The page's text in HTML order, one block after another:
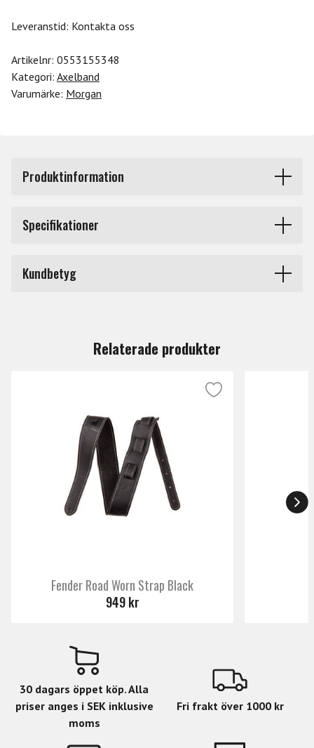
Leveranstid: Kontakta oss
Artikelnr: 0553155348
Kategori: Axelband
Varumärke: Morgan
Produktinformation
äkta läder i Italien. Med en justerbar längd som sträcker
anpassas för att passa olika behov, bredden på 7,5 cm
ger en bra balans mellan stöd och flexibilitet, vilket
Specifikationer
Kundbetyg
Relaterade produkter
Fender Road Worn Strap Black
949 kr
30 dagars öppet köp. Alla
priser anges i SEK inklusive
moms
Fri frakt över 1000 kr